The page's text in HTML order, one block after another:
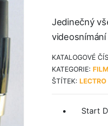
Jedinečný
KATALOGOVÉ
KATEGORIE:
ŠTÍTEK: LECTRO
Start